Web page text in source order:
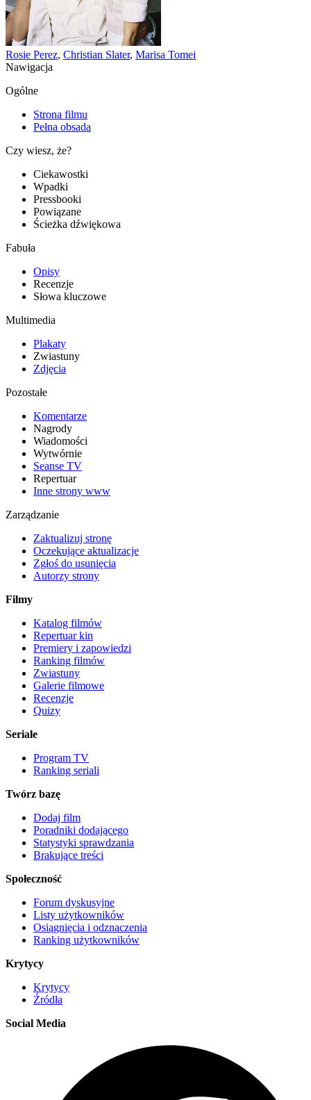
Rosie Perez, Christian Slater, Marisa Tomei
Nawigacja
Ogólne
Strona filmu
Pełna obsada
Czy wiesz, że?
Ciekawostki
Wpadki
Pressbooki
Powiązane
Ścieżka dźwiękowa
Fabuła
Opisy
Recenzje
Słowa kluczowe
Multimedia
Plakaty
Zwiastuny
Zdjęcia
Pozostałe
Komentarze
Nagrody
Wiadomości
Wytwórnie
Seanse TV
Repertuar
Inne strony www
Zarządzanie
Zaktualizuj stronę
Oczekujące aktualizacje
Zgłoś do usunięcia
Autorzy strony
Filmy
Katalog filmów
Repertuar kin
Premiery i zapowiedzi
Ranking filmów
Zwiastuny
Galerie filmowe
Recenzje
Quizy
Seriale
Program TV
Ranking seriali
Twórz bazę
Dodaj film
Poradniki dodającego
Statystyki sprawdzania
Brakujące treści
Społeczność
Forum dyskusyjne
Listy użytkowników
Osiągnięcia i odznaczenia
Ranking użytkowników
Krytycy
Krytycy
Źródła
Social Media